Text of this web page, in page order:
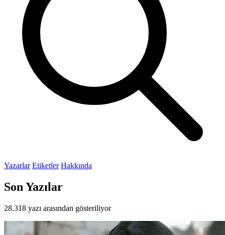
Yazarlar Etiketler Hakkında
Son Yazılar
28.318 yazı arasından gösteriliyor